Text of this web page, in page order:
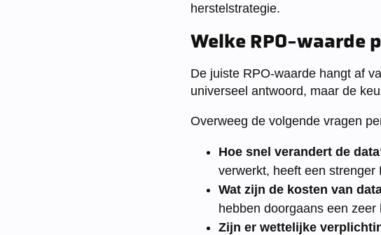
herstelstrategie.
Welke RPO-waarde
De juiste RPO-waarde hangt af
universeel antwoord, maar de
Overweeg de volgende vragen
Hoe snel verandert de
verwerkt, heeft een
Wat zijn de kosten van
hebben doorgaans een
Zijn er wettelijke